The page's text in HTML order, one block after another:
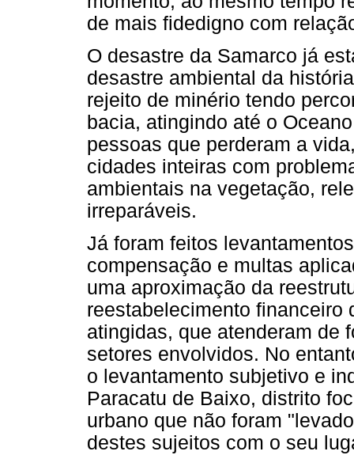
de mais fidedigno com
O desastre da Samarco já
desastre ambiental da
rejeito de minério tendo
bacia, atingindo até o
pessoas que perderam a
cidades inteiras com
ambientais na vegetação,
irreparáveis.
Já foram feitos
compensação e multas
uma aproximação da
reestabelecimento financeiro
atingidas, que atenderam de
setores envolvidos. No
o levantamento subjetivo e
Paracatu de Baixo, distrito
urbano que não foram
destes sujeitos com o seu